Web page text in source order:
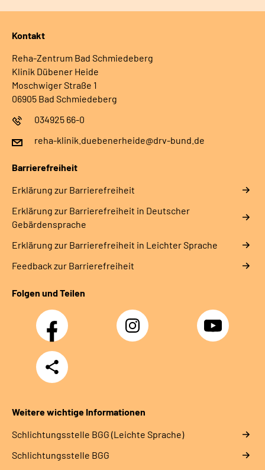
Kontakt
Reha-Zentrum Bad Schmiedeberg
Klinik Dübener Heide
Moschwiger Straße 1
06905 Bad Schmiedeberg
034925 66-0
reha-klinik.duebenerheide@drv-bund.de
Barrierefreiheit
Erklärung zur Barrierefreiheit
Erklärung zur Barrierefreiheit in Deutscher
Gebärdensprache
Erklärung zur Barrierefreiheit in Leichter Sprache
Feedback zur Barrierefreiheit
Folgen und Teilen
Facebook Instagram YouTube
Teilen
Weitere wichtige Informationen
Schlich­tungs­stel­le BGG (Leichte Sprache)
Schlich­tungs­stel­le BGG